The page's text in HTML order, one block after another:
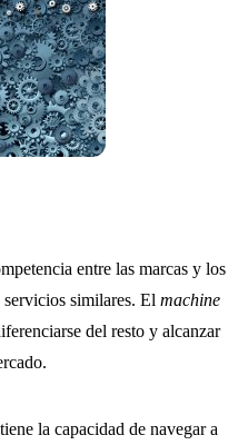
entre las marcas y los
similares. El machine
del resto y alcanzar
tiene la capacidad de navegar a